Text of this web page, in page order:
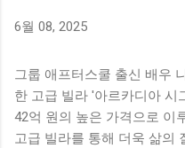
6월 08, 2025
그룹 애프터스쿨 출신 배우
한 고급 빌라 '아르카디아 시
42억 원의 높은 가격으로 이
고급 빌라를 통해 더욱 삶의